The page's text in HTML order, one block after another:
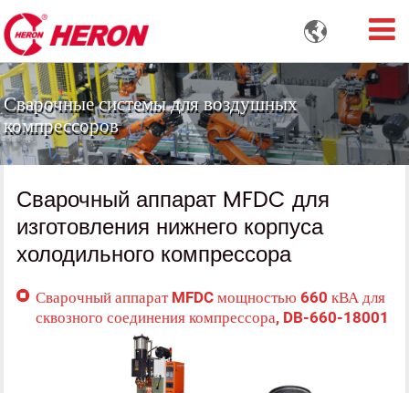

Сварочные системы для воздушных
компрессоров
Сварочный аппарат MFDC для
изготовления нижнего корпуса
холодильного компрессора
Сварочный аппарат MFDC мощностью 660 кВА для
сквозного соединения компрессора, DB-660-18001